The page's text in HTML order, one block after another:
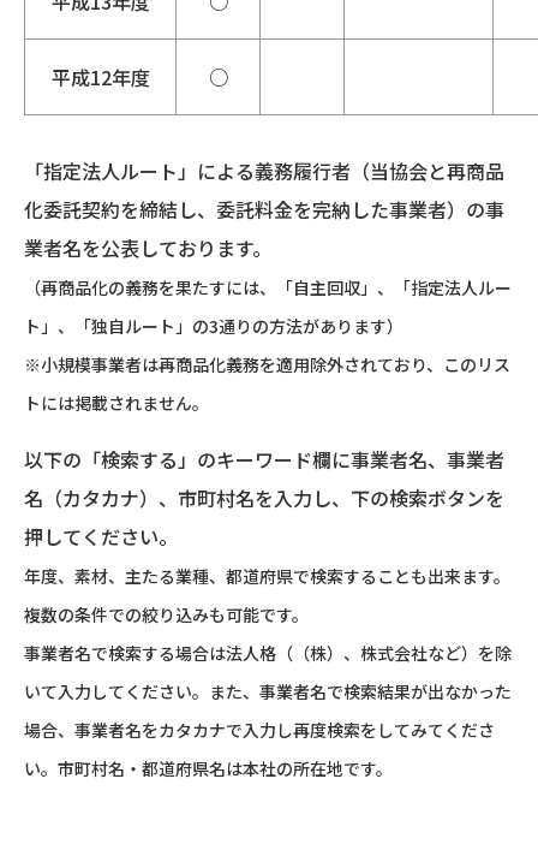
平成12年度 ○
「指定法人ルート」による義務履行者（当協会と再商品
化委託契約を締結し、委託料金を完納した事業者）の事
業者名を公表しております。
（再商品化の義務を果たすには、「自主回収」、「指定法人ルー
ト」、「独自ルート」の3通りの方法があります）
※小規模事業者は再商品化義務を適用除外されており、このリス
トには掲載されません。
以下の「検索する」のキーワード欄に事業者名、事業者
名（カタカナ）、市町村名を入力し、下の検索ボタンを
押してください。
年度、素材、主たる業種、都道府県で検索することも出来ます。
複数の条件での絞り込みも可能です。
事業者名で検索する場合は法人格（（株）、株式会社など）を除
いて入力してください。また、事業者名で検索結果が出なかった
場合、事業者名をカタカナで入力し再度検索をしてみてくださ
い。市町村名・都道府県名は本社の所在地です。